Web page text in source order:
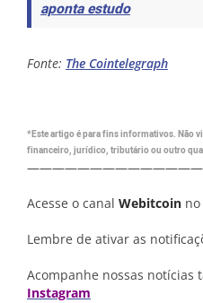
aponta estudo
Fonte: The Cointelegraph
*Este artigo é para fins informativos. Não
financeiro, jurídico, tributário ou outro
Acesse o canal Webitcoin no
Lembre de ativar as
Acompanhe nossas notícias
Instagram